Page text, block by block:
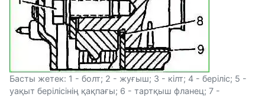
Басты жетек: 1 - болт; 2 - жуғыш; 3 - кілт; 4 - беріліс; 5 -
уақыт берілісінің қақпағы; 6 - тартқыш фланец; 7 -